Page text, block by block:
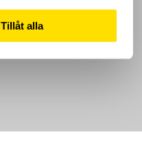
Tillåt alla
Om Oss